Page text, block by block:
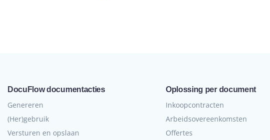
DocuFlow documentacties
Genereren
(Her)gebruik
Versturen en opslaan
Oplossing per document
Inkoopcontracten
Arbeidsovereenkomsten
Offertes